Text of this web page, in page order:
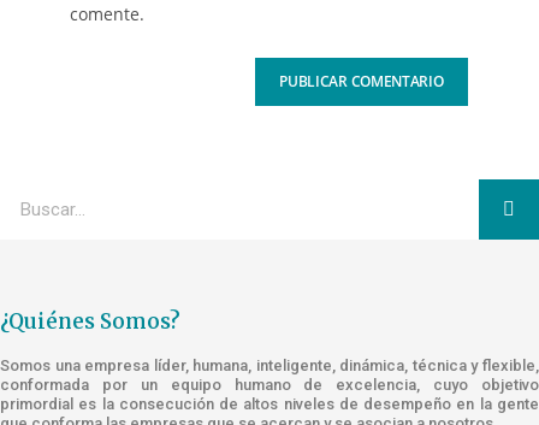
comente.
¿Quiénes Somos?
Somos una empresa líder, humana, inteligente, dinámica, técnica y flexible,
conformada por un equipo humano de excelencia, cuyo objetivo
primordial es la consecución de altos niveles de desempeño en la gente